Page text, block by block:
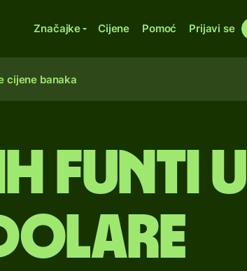
Značajke Cijene Pomoć Prijavi se
cijene banaka
funti u